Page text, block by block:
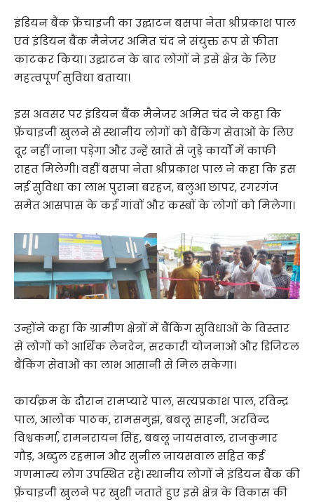
इंडियन बैंक फ्रेंचाइजी का उद्घाटन बसपा नेता श्रीप्रकाश पाल
एवं इंडियन बैंक मैनेजर अमित चंद ने संयुक्त रूप से फीता
काटकर किया। उद्घाटन के बाद लोगों ने इसे क्षेत्र के लिए
महत्वपूर्ण सुविधा बताया।
इस अवसर पर इंडियन बैंक मैनेजर अमित चंद ने कहा कि
फ्रेंचाइजी खुलने से स्थानीय लोगों को बैंकिंग सेवाओं के लिए
दूर नहीं जाना पड़ेगा और उन्हें खाते से जुड़े कार्यों में काफी
राहत मिलेगी। वहीं बसपा नेता श्रीप्रकाश पाल ने कहा कि इस
नई सुविधा का लाभ पुराना बरहज, बलुआ छापर, रगरगंज
समेत आसपास के कई गांवों और कस्बों के लोगों को मिलेगा।
उन्होंने कहा कि ग्रामीण क्षेत्रों में बैंकिंग सुविधाओं के विस्तार
से लोगों को आर्थिक लेनदेन, सरकारी योजनाओं और डिजिटल
बैंकिंग सेवाओं का लाभ आसानी से मिल सकेगा।
कार्यक्रम के दौरान रामप्यारे पाल, सत्यप्रकाश पाल, रविन्द्र
पाल, आलोक पाठक, रामसमुझ, बबलू साहनी, अरविन्द
विश्वकर्मा, रामनरायन सिंह, बबलू जायसवाल, राजकुमार
गौड़, अब्दुल रहमान और सुनील जायसवाल सहित कई
गणमान्य लोग उपस्थित रहे। स्थानीय लोगों ने इंडियन बैंक की
फ्रेंचाइजी खुलने पर खुशी जताते हुए इसे क्षेत्र के विकास की